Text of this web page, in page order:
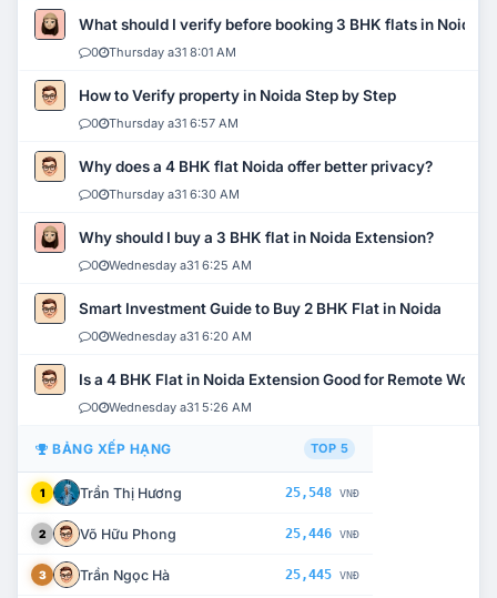
What should I verify before booking 3 BHK flats in Noida?
0 Thursday a31 8:01 AM
How to Verify property in Noida Step by Step
0 Thursday a31 6:57 AM
Why does a 4 BHK flat Noida offer better privacy?
0 Thursday a31 6:30 AM
Why should I buy a 3 BHK flat in Noida Extension?
0 Wednesday a31 6:25 AM
Smart Investment Guide to Buy 2 BHK Flat in Noida
0 Wednesday a31 6:20 AM
Is a 4 BHK Flat in Noida Extension Good for Remote Work?
0 Wednesday a31 5:26 AM
BẢNG XẾP HẠNG TOP 5
1 Trần Thị Hương 25,548 VNĐ
2 Võ Hữu Phong 25,446 VNĐ
3 Trần Ngọc Hà 25,445 VNĐ